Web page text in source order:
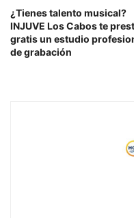
¿Tienes talento musical?
INJUVE Los Cabos te
gratis un estudio
de grabación